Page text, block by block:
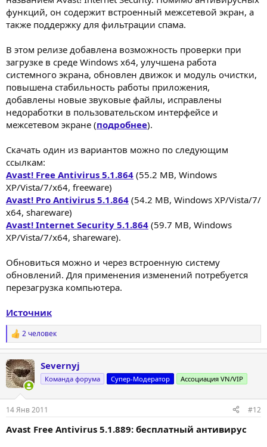
функций, он содержит встроенный межсетевой экран, а
также поддержку для фильтрации спама.
В этом релизе добавлена возможность проверки при
загрузке в среде Windows x64, улучшена работа
системного экрана, обновлен движок и модуль очистки,
повышена стабильность работы приложения,
добавлены новые звуковые файлы, исправлены
недоработки в пользовательском интерфейсе и
межсетевом экране (подробнее).
Скачать один из вариантов можно по следующим
ссылкам:
Avast! Free Antivirus 5.1.864 (55.2 MB, Windows
XP/Vista/7/х64, freeware)
Avast! Pro Antivirus 5.1.864 (54.2 MB, Windows XP/Vista/7/
х64, shareware)
Avast! Internet Security 5.1.864 (59.7 MB, Windows
XP/Vista/7/х64, shareware).
Обновиться можно и через встроенную систему
обновлений. Для применения изменений потребуется
перезагрузка компьютера.
Источник
Р
е
к
ц
и
2 человек
Severnyj
Команда форума Супер-Модератор Ассоциация VN/VIP
14 Янв 2011 #12
Avast Free Antivirus 5.1.889: бесплатный антивирус